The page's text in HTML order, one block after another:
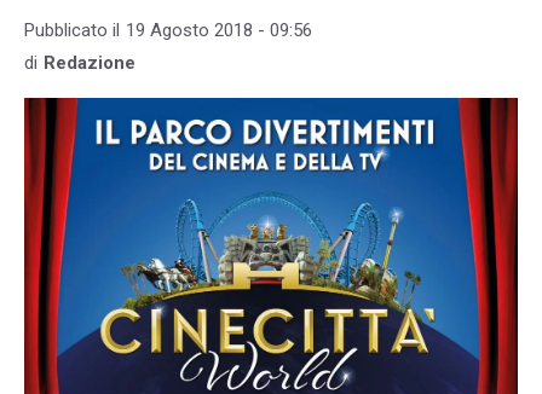
Pubblicato il 19 Agosto 2018 - 09:56
di Redazione